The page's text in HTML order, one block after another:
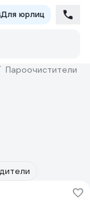
Для юрлиц
Пароочистители